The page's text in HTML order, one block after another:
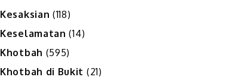
Kesaksian (118)
Keselamatan (14)
Khotbah (595)
Khotbah di Bukit (21)